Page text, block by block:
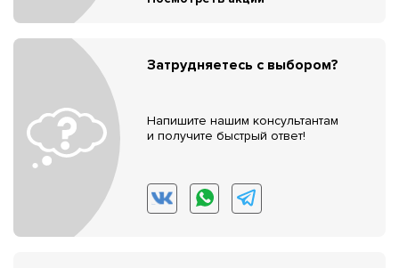
Затрудняетесь с выбором?
Напишите нашим консультантам
и получите быстрый ответ!